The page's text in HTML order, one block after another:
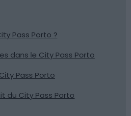
Pass Porto ?
dans le City Pass Porto
Pass Porto
du City Pass Porto